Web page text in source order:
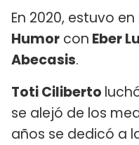
En 2020, estuvo en
Humor con Eber
Abecasis.
Toti Ciliberto
se alejó de los
años se dedicó a